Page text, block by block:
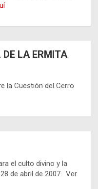
LA ERMITA
la Cuestión del Cerro
el culto divino y la
de abril de 2007. Ver